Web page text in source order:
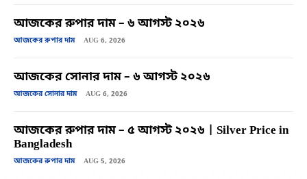
আজকের রুপার দাম – ৬ আগস্ট ২০২৬
আজকের রুপার দাম AUG 6, 2026
আজকের সোনার দাম – ৬ আগস্ট ২০২৬
আজকের সোনার দাম AUG 6, 2026
আজকের রুপার দাম – ৫ আগস্ট ২০২৬ | Silver Price in
Bangladesh
আজকের রুপার দাম AUG 5, 2026